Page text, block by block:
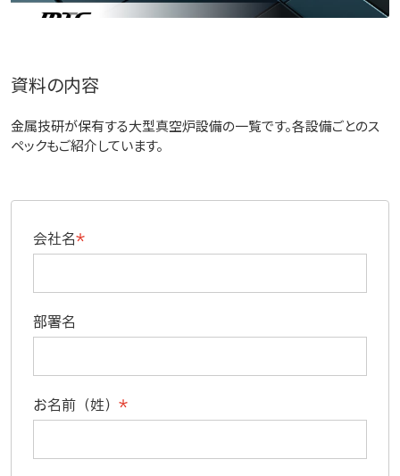
資料の内容
金属技研が保有する大型真空炉設備の一覧です。各設備ごとのス
ペックもご紹介しています。